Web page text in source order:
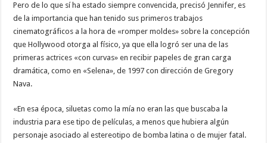
Pero de lo que sí ha estado siempre convencida, precisó Jennifer, es
de la importancia que han tenido sus primeros trabajos
cinematográficos a la hora de «romper moldes» sobre la concepción
que Hollywood otorga al físico, ya que ella logró ser una de las
primeras actrices «con curvas» en recibir papeles de gran carga
dramática, como en «Selena», de 1997 con dirección de Gregory
Nava.
«En esa época, siluetas como la mía no eran las que buscaba la
industria para ese tipo de películas, a menos que hubiera algún
personaje asociado al estereotipo de bomba latina o de mujer fatal.